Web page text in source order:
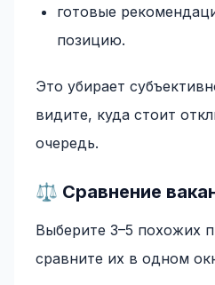
готовые
позицию.
Это убирает
видите, куда стоит
очередь.
⚖️ Сравнение
Выберите 3–5 похожих
сравните их в одном